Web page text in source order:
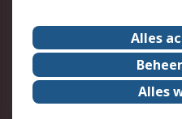
Over RS
RS Group
RS wereldwijd
ESG
Alles
Alles